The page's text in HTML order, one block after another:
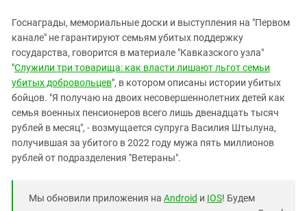
Госнаграды, мемориальные доски и выступления на "Первом
канале" не гарантируют семьям убитых поддержку
государства, говорится в материале "Кавказского узла"
"Служили три товарища: как власти лишают льгот семьи
убитых добровольцев", в котором описаны истории убитых
бойцов. "Я получаю на двоих несовершеннолетних детей как
семья военных пенсионеров всего лишь двенадцать тысяч
рублей в месяц", - возмущается супруга Василия Штылуна,
получившая за убитого в 2022 году мужа пять миллионов
рублей от подразделения "Ветераны".
Мы обновили приложения на Android и IOS! Будем